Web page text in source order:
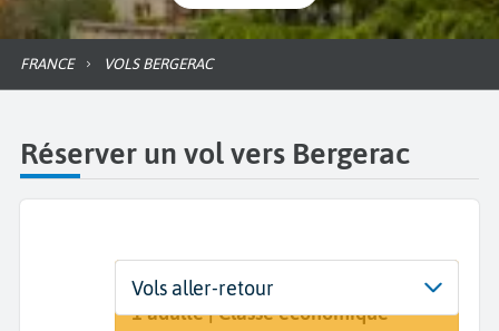
FRANCE VOLS BERGERAC
Réserver un vol vers Bergerac
Départ
De...
Dates
Dates de votre voyage
Voyageurs | Classe
1 adulte | Classe économique
Vols aller-retour